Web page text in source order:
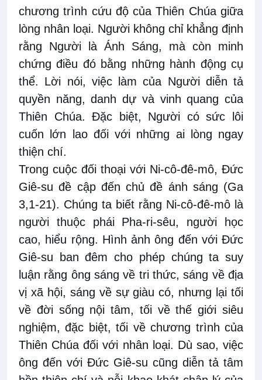
chương trình cứu độ của Thiên Chúa giữa
lòng nhân loại. Người không chỉ khẳng định
rằng Người là Ánh Sáng, mà còn minh
chứng điều đó bằng những hành động cụ
thể. Lời nói, việc làm của Người diễn tả
quyền năng, danh dự và vinh quang của
Thiên Chúa. Đặc biệt, Người có sức lôi
cuốn lớn lao đối với những ai lòng ngay
thiện chí.
Trong cuộc đối thoại với Ni-cô-đê-mô, Đức
Giê-su đề cập đến chủ đề ánh sáng (Ga
3,1-21). Chúng ta biết rằng Ni-cô-đê-mô là
người thuộc phái Pha-ri-sêu, người học
cao, hiểu rộng. Hình ảnh ông đến với Đức
Giê-su ban đêm cho phép chúng ta suy
luận rằng ông sáng về tri thức, sáng về địa
vị xã hội, sáng về sự giàu có, nhưng lại tối
về đời sống nội tâm, tối về thế giới siêu
nghiệm, đặc biệt, tối về chương trình của
Thiên Chúa đối với nhân loại. Dù sao, việc
ông đến với Đức Giê-su cũng diễn tả tâm